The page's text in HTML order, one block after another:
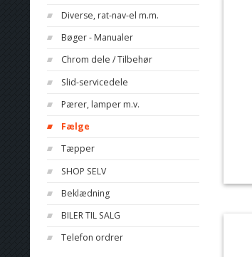
Diverse, rat-nav-el m.m.
Bøger - Manualer
Chrom dele / Tilbehør
Slid-servicedele
Pærer, lamper m.v.
Fælge
Tæpper
SHOP SELV
Beklædning
BILER TIL SALG
Telefon ordrer